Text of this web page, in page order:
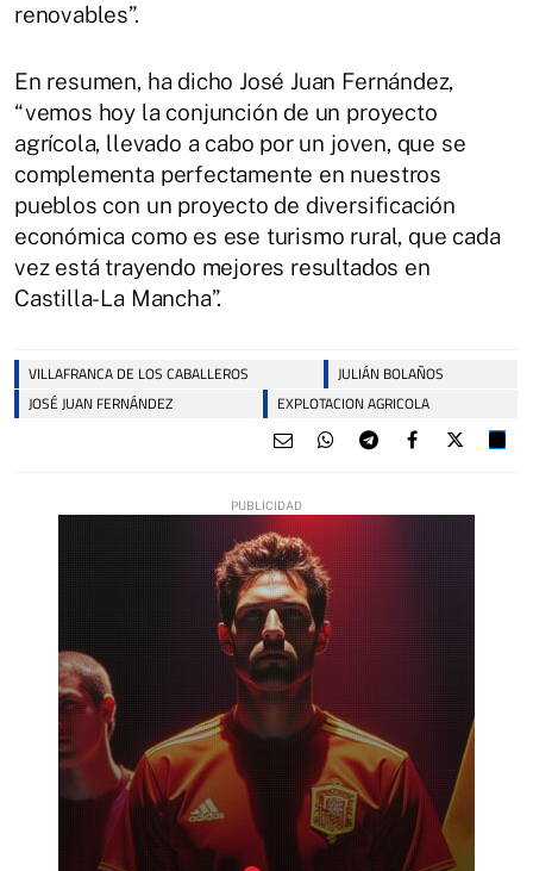
renovables”.
En resumen, ha dicho José Juan Fernández,
“vemos hoy la conjunción de un proyecto
agrícola, llevado a cabo por un joven, que se
complementa perfectamente en nuestros
pueblos con un proyecto de diversificación
económica como es ese turismo rural, que cada
vez está trayendo mejores resultados en
Castilla-La Mancha”.
VILLAFRANCA DE LOS CABALLEROS
JULIÁN BOLAÑOS
JOSÉ JUAN FERNÁNDEZ
EXPLOTACION AGRICOLA